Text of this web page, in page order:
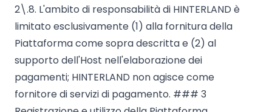
2\.8. L'ambito di responsabilità di HINTERLAND è
limitato esclusivamente (1) alla fornitura della
Piattaforma come sopra descritta e (2) al
supporto dell'Host nell'elaborazione dei
pagamenti; HINTERLAND non agisce come
fornitore di servizi di pagamento. ### 3